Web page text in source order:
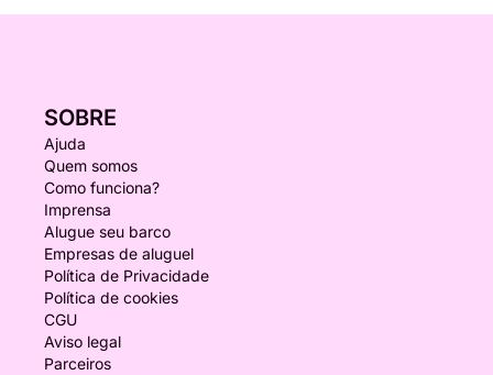
SOBRE
Ajuda
Quem somos
Como funciona?
Imprensa
Alugue seu barco
Empresas de aluguel
Política de Privacidade
Política de cookies
CGU
Aviso legal
Parceiros